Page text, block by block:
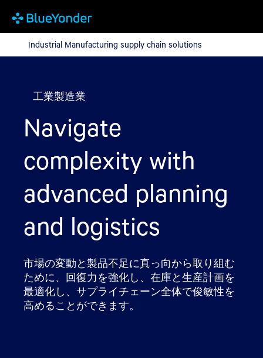
Industrial Manufacturing supply chain solutions
Industrial Manufacturing supply chain solutions
工業製造業
Navigate
complexity with
advanced planning
and logistics
市場の変動と製品不足に真っ向から取り組む
ために、回復力を強化し、在庫と生産計画を
最適化し、サプライチェーン全体で俊敏性を
高めることができます。